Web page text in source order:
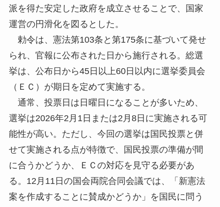
派を得た安定した政府を成立させることで、国家
運営の円滑化を図るとした。
勅令は、憲法第103条と第175条に基づいて発せ
られ、官報に公布された日から施行される。総選
挙は、公布日から45日以上60日以内に選挙委員会
（ＥＣ）が期日を定めて実施する。
通常、投票日は日曜日になることが多いため、
選挙は2026年2月1日または2月8日に実施される可
能性が高い。ただし、今回の選挙は国民投票と併
せて実施される点が特徴で、国民投票の準備が間
に合うかどうか、ＥＣの対応を見守る必要があ
る。12月11日の国会両院合同会議では、「新憲法
案を作成することに賛成かどうか」を国民に問う